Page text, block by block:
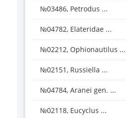
№03486, Petrodus ...
№04782, Elateridae ...
№02212, Ophionautilus ...
№02151, Russiella ...
№04784, Aranei gen. ...
№02118, Eucyclus ...